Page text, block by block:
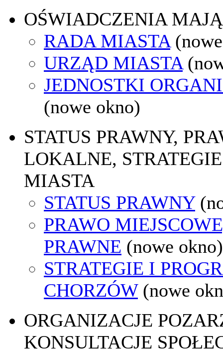
OŚWIADCZENIA
RADA MIASTA
URZĄD MIASTA
JEDNOSTKI
(nowe okno)
STATUS PRAWNY,
LOKALNE,
MIASTA
STATUS PRAWNY
PRAWO
PRAWNE (nowe okno)
STRATEGIE I
CHORZÓW (nowe
ORGANIZACJE
KONSULTACJE